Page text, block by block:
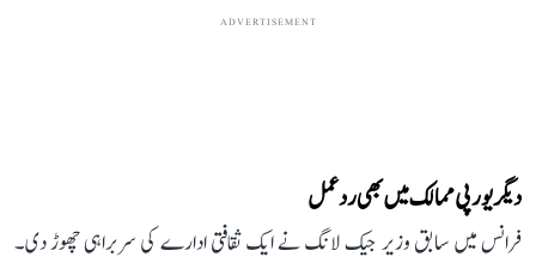
ADVERTISEMENT
دیگر یورپی ممالک میں بھی ردعمل
فرانس میں سابق وزیر جیک لانگ نے ایک ثقافتی ادارے کی سربراہی چھوڑ دی۔